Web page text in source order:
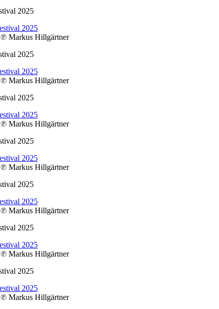
2025
℗ Markus Hillgärtner
2025
℗ Markus Hillgärtner
2025
℗ Markus Hillgärtner
2025
℗ Markus Hillgärtner
2025
℗ Markus Hillgärtner
2025
℗ Markus Hillgärtner
2025
℗ Markus Hillgärtner